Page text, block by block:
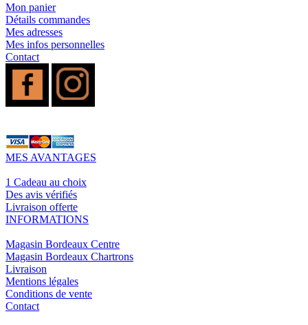
Mon panier
Détails commandes
Mes adresses
Mes infos personnelles
Contact
MES AVANTAGES
1 Cadeau au choix
Des avis vérifiés
Livraison offerte
INFORMATIONS
Magasin Bordeaux Centre
Magasin Bordeaux Chartrons
Livraison
Mentions légales
Conditions de vente
Contact